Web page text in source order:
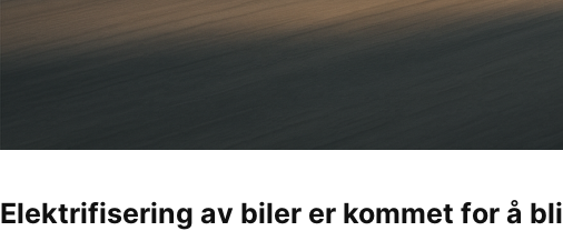
Elektrifisering av biler er kommet for å bli